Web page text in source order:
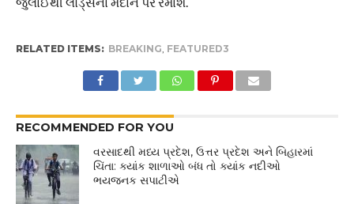
RELATED ITEMS: BREAKING, FEATURED3
RECOMMENDED FOR YOU
વરસાદથી મધ્ય પ્રદેશ, ઉત્તર પ્રદેશ અને બિહારમાં
ચિંતા: ક્યાંક શાળાઓ બંધ તો ક્યાંક નદીઓ
ભયજનક સપાટીએ